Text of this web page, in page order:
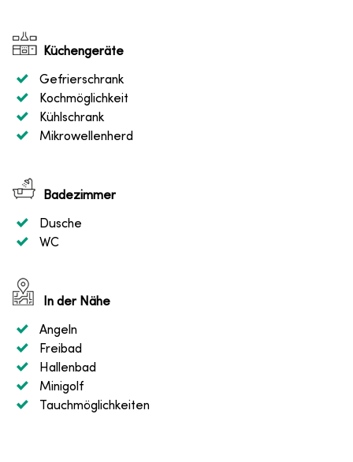
Küchengeräte
Gefrierschrank
Kochmöglichkeit
Kühlschrank
Mikrowellenherd
Badezimmer
Dusche
WC
In der Nähe
Angeln
Freibad
Hallenbad
Minigolf
Tauchmöglichkeiten